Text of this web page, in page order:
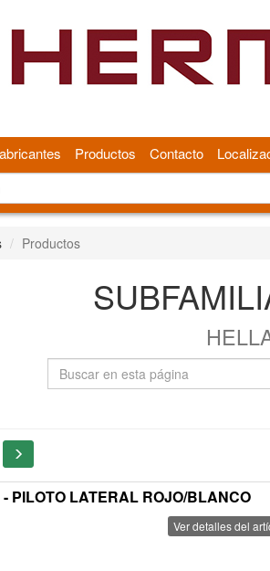
Productos Contacto
Productos
PILOTO LATERAL ROJO/BLANCO
Ver detalles del